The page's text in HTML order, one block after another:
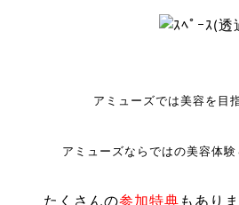
アミューズでは美容を目
アミューズならではの美容体
たくさんの参加特典 もあり